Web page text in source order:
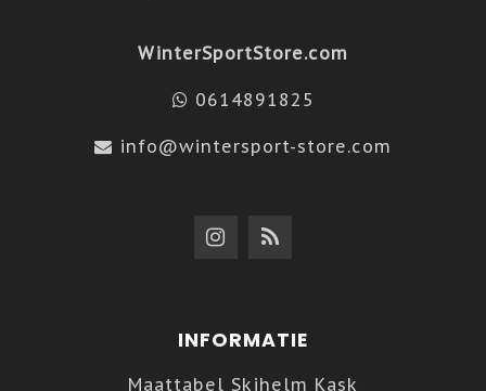
WinterSportStore.com
0614891825
info@wintersport-store.com
INFORMATIE
Maattabel Skihelm Kask